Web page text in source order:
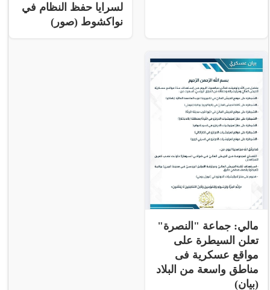
لسرايا حفظ النظام في
نواكشوط (صور)
مالي: جماعة "النصرة"
تعلن السيطرة على
مواقع عسكرية فى
مناطق واسعة من البلاد
(بيان)